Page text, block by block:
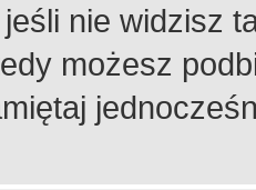
nie widzisz
możesz